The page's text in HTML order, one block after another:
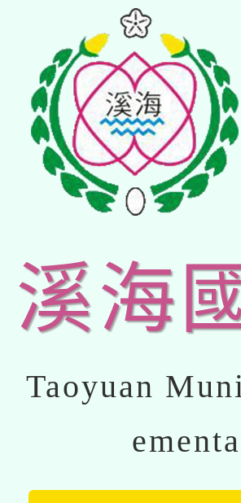
溪海
Taoyuan